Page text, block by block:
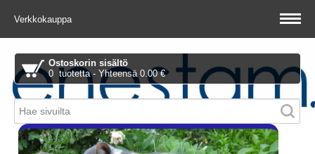
Verkkokauppa
Ostoskorin sisältö
0 tuotetta - Yhteensä 0.00 €
Piitie 1 A, 01510 Vantaa